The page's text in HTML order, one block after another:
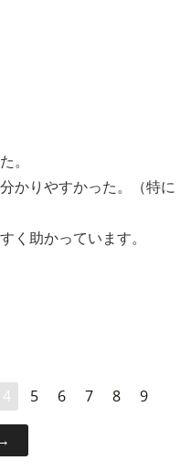
。
かりやすかった。（特に
く助かっています。
4 5 6 7 8 9